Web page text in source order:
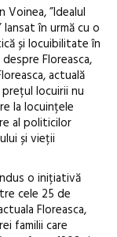
”Idealul
lansat în urmă cu o
și locuibilitate în
Floreasca,
actuală
locuirii nu
la locuințele
al politicilor
și vieții
o inițiativă
cele 25 de
Floreasca,
familii care